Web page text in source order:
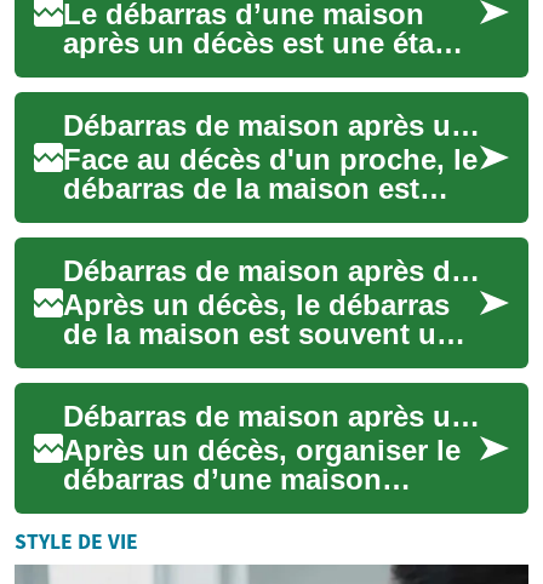
Le débarras d’une maison
après un décès est une étape
souvent chargée d’émotion et
de logistique. Il implique tri,
in...
Débarras de maison après un décès : guide pratique
Face au décès d'un proche, le
débarras de la maison est
souvent une étape lourde
émotionnellement et
logiquement. Ent...
Débarras de maison après décès : guide pratique
Après un décès, le débarras
de la maison est souvent une
étape difficile sur le plan
émotionnel et logistique. Ce
gui...
Débarras de maison après un décès : guide pratique et coûts
Après un décès, organiser le
débarras d’une maison
demande à la fois sensibilité
et méthode. Ce guide
explique les ét...
STYLE DE VIE